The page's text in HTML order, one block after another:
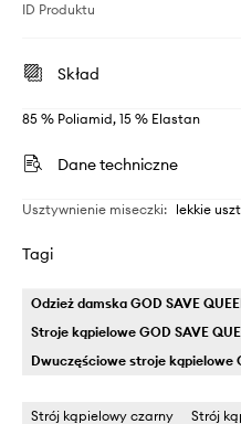
ID Produktu
Skład
85 % Poliamid, 15 % Elastan
Dane techniczne
Usztywnienie miseczki: lekkie
Tagi
Odzież damska GOD SAVE
Stroje kąpielowe GOD SAVE
Dwuczęściowe stroje kąpielowe
Strój kąpielowy czarny Strój